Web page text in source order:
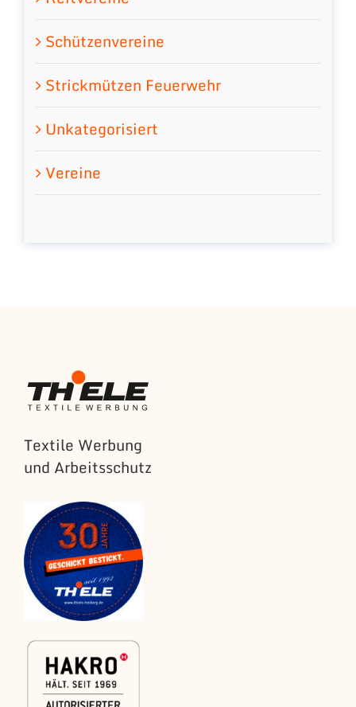
Schützenvereine
Strickmützen Feuerwehr
Unkategorisiert
Vereine
Textile Werbung
und Arbeitsschutz